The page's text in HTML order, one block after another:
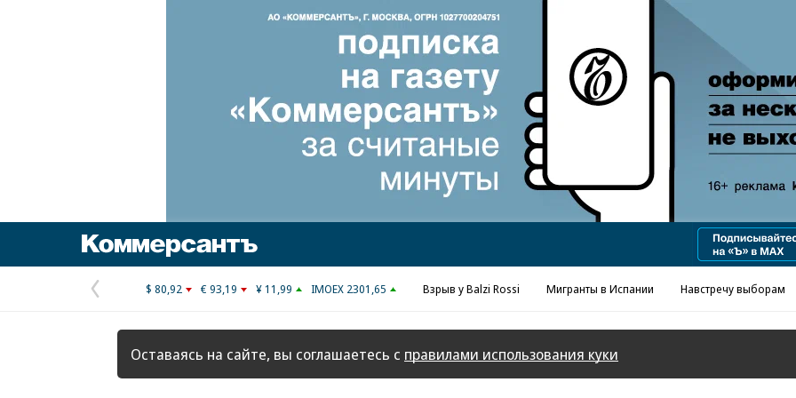
Реклама в «Ъ» www.kommersant.ru/ad
Предыдущая
страница
$ 80,92 € 93,19 ¥ 11,99 IMOEX 2301,65 Взрыв у Balzi Rossi Мигранты в Испании Навстречу выборам
Оставаясь на сайте, вы соглашаетесь с правилами использования куки